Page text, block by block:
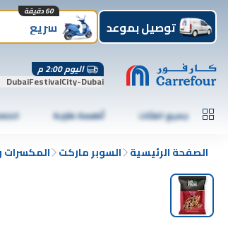
توصيل بموعد سريع
60 دقيقة
اليوم 2:00 م
DubaiFestivalCity-Dubai
جميع الفئات أطعمة طازجة
الصفحة الرئيسية السوبر ماركت المكسرات